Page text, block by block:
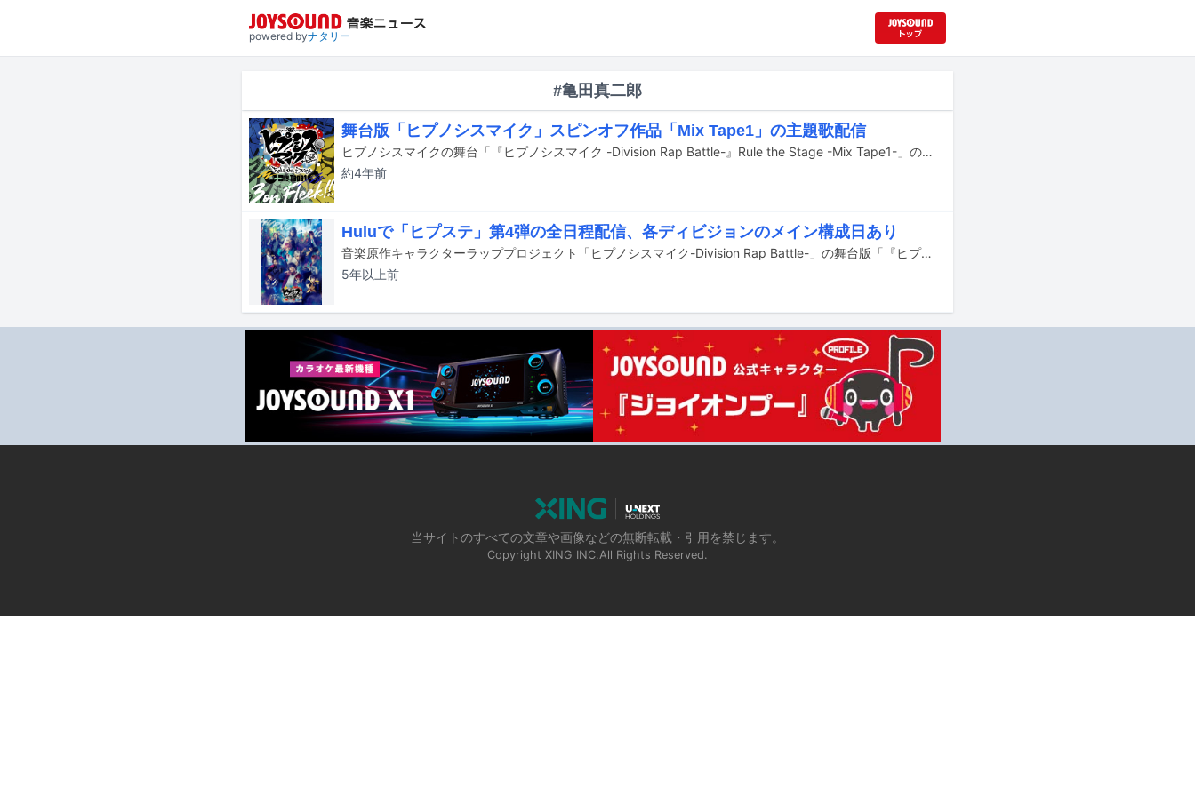
powered byナタリー
#亀田真二郎
舞台版「ヒプノシスマイク」スピンオフ作品「Mix Tape1」の主題歌配信
ヒプノシスマイクの舞台「『ヒプノシスマイク -Division Rap Battle-』Rule the Stage -Mix Tape1-」の公演主題歌「3 on Fleek!!!」が、明日7月14日に配信リリースされる。
約4年前
Huluで「ヒプステ」第4弾の全日程配信、各ディビジョンのメイン構成日あり
音楽原作キャラクターラッププロジェクト「ヒプノシスマイク-Division Rap Battle-」の舞台版「『ヒプノシスマイク-Division Rap Battle-』Rule the Stage -track.4-」全日程の模様がHuluにて生配信される。
5年以上前
当サイトのすべての文章や画像などの無断転載・引用を禁じます。
Copyright XING INC.All Rights Reserved.